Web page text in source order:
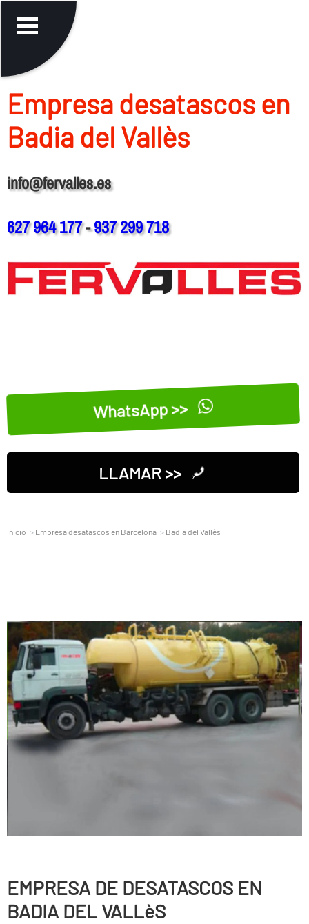
Empresa desatascos en
Badia del Vallès
info@fervalles.es
627 964 177-937 299 718
WhatsApp >>
LLAMAR >>
Inicio Empresa desatascos en Barcelona Badia del Vallès
EMPRESA DE DESATASCOS EN
BADIA DEL VALLèS